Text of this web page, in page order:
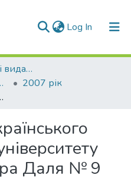
Log In (current)
Наукові періодичні видання СНУ ім. В. Даля
імені В. Даля
2007 рік
Даля № 9 (115) Ч.2. 2007
Даля № 9